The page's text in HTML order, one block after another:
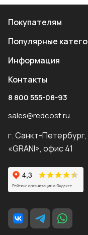
Покупателям
Популярные
Информация
Контакты
8 800 555-08-93
sales@redcost.ru
г. Санкт-
«GRANI», офис 41